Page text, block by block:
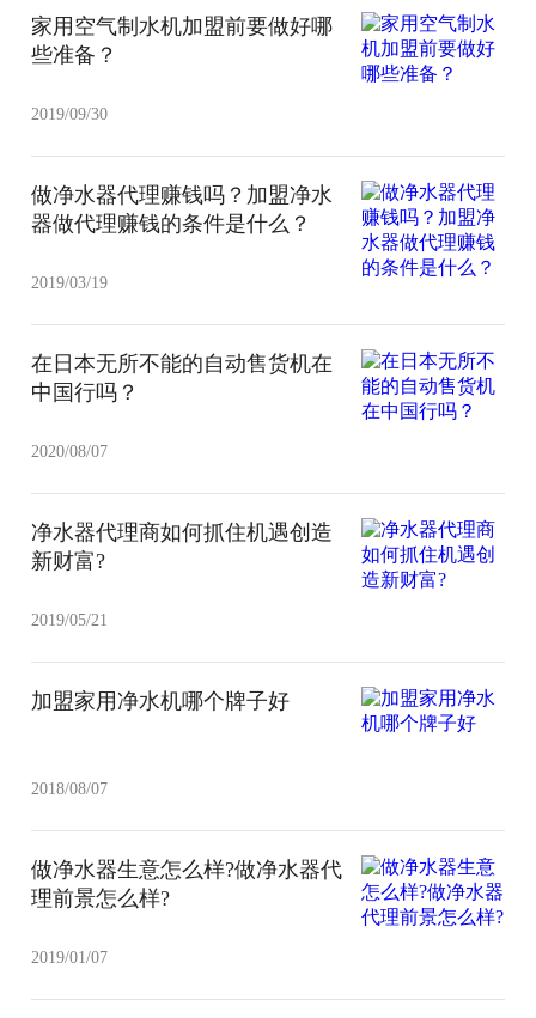
家用空气制水机加盟前要做好哪
些准备？
2019/09/30
做净水器代理赚钱吗？加盟净水
器做代理赚钱的条件是什么？
2019/03/19
在日本无所不能的自动售货机在
中国行吗？
2020/08/07
净水器代理商如何抓住机遇创造
新财富?
2019/05/21
加盟家用净水机哪个牌子好
2018/08/07
做净水器生意怎么样?做净水器代
理前景怎么样?
2019/01/07